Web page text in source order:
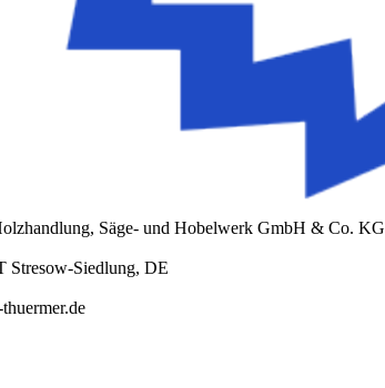
Säge- und Hobelwerk GmbH & Co. KG
Stresow-Siedlung, DE